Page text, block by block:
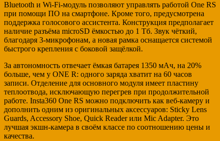
Bluetooth и Wi-Fi-модуль позволяют управлять работой One RS
при помощи ПО на смартфоне. Кроме того, предусмотрена
поддержка голосового ассистента. Конструкция предполагает
наличие разъёма microSD ёмкостью до 1 Тб. Звук чёткий,
благодаря 3-микрофонам, а новая рамка оснащается системой
быстрого крепления с боковой защёлкой.
За автономность отвечает ёмкая батарея 1350 мАч, на 20%
больше, чем у ONE R: одного заряда хватит на 60 часов
записи. Отделение для основного модуля имеет пластину
теплоотвода, исключающую перегрев при продолжительной
работе. Insta360 One RS можно подключить как веб-камеру и
дополнить одним из оригинальных аксессуаров: Sticky Lens
Guards, Accessory Shoe, Quick Reader или Mic Adapter. Это
лучшая экшн-камера в своём классе по соотношению цены и
качества.